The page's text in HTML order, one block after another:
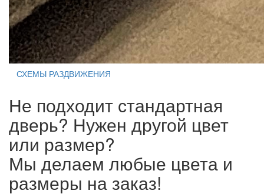
СХЕМЫ РАЗДВИЖЕНИЯ
Не подходит стандартная
дверь? Нужен другой цвет
или размер?
Мы делаем любые цвета и
размеры на заказ!